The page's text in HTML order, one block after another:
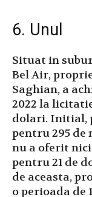
6. Unul
Situat in
Bel Air,
Saghian, a
2022 la
dolari. Initial,
pentru 295
nu a oferit
pentru 21 de
de aceasta,
o perioada de